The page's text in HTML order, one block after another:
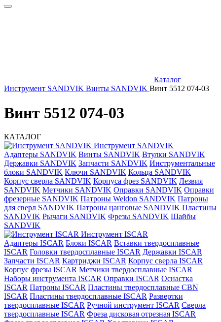
Каталог
Инструмент SANDVIK Винты SANDVIK Винт 5512 074-03
Винт 5512 074-03
КАТАЛОГ
Инструмент SANDVIK
Адаптеры SANDVIK Винты SANDVIK Втулки SANDVIK
Державки SANDVIK Запчасти SANDVIK Инструментальные
блоки SANDVIK Ключи SANDVIK Кольца SANDVIK
Корпус сверла SANDVIK Корпуса фрез SANDVIK Лезвия
SANDVIK Метчики SANDVIK Оправки SANDVIK Оправки
фрезерные SANDVIK Патроны Weldon SANDVIK Патроны
для сверл SANDVIK Патроны цанговые SANDVIK Пластины
SANDVIK Рычаги SANDVIK Фрезы SANDVIK Шайбы
SANDVIK
Инструмент ISCAR
Адаптеры ISCAR Блоки ISCAR Вставки твердосплавные
ISCAR Головки твердосплавные ISCAR Державки ISCAR
Запчасти ISCAR Картриджи ISCAR Корпус сверла ISCAR
Корпус фрезы ISCAR Метчики твердосплавные ISCAR
Наборы инструмента ISCAR Оправки ISCAR Оснастка
ISCAR Патроны ISCAR Пластины твердосплавные CBN
ISCAR Пластины твердосплавные ISCAR Развертки
твердосплавные ISCAR Ручной инструмент ISCAR Сверла
твердосплавные ISCAR Фреза дисковая отрезная ISCAR